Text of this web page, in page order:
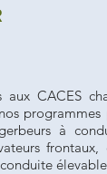
CACES
à